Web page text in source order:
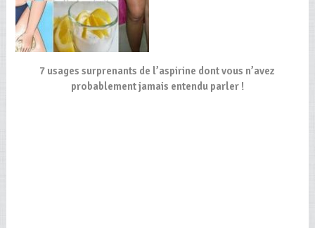
7 usages surprenants de l’aspirine dont vous n’avez
probablement jamais entendu parler !